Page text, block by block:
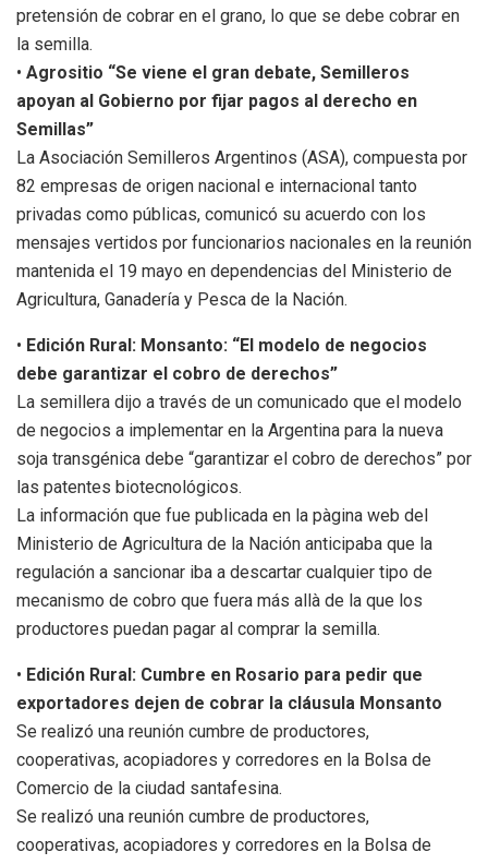
pretensión de cobrar en el grano, lo que se debe cobrar en
la semilla.
• Agrositio “Se viene el gran debate, Semilleros
apoyan al Gobierno por fijar pagos al derecho en
Semillas”
La Asociación Semilleros Argentinos (ASA), compuesta por
82 empresas de origen nacional e internacional tanto
privadas como públicas, comunicó su acuerdo con los
mensajes vertidos por funcionarios nacionales en la reunión
mantenida el 19 mayo en dependencias del Ministerio de
Agricultura, Ganadería y Pesca de la Nación.
• Edición Rural: Monsanto: “El modelo de negocios
debe garantizar el cobro de derechos”
La semillera dijo a través de un comunicado que el modelo
de negocios a implementar en la Argentina para la nueva
soja transgénica debe “garantizar el cobro de derechos” por
las patentes biotecnológicos.
La información que fue publicada en la pàgina web del
Ministerio de Agricultura de la Nación anticipaba que la
regulación a sancionar iba a descartar cualquier tipo de
mecanismo de cobro que fuera más allà de la que los
productores puedan pagar al comprar la semilla.
• Edición Rural: Cumbre en Rosario para pedir que
exportadores dejen de cobrar la cláusula Monsanto
Se realizó una reunión cumbre de productores,
cooperativas, acopiadores y corredores en la Bolsa de
Comercio de la ciudad santafesina.
Se realizó una reunión cumbre de productores,
cooperativas, acopiadores y corredores en la Bolsa de